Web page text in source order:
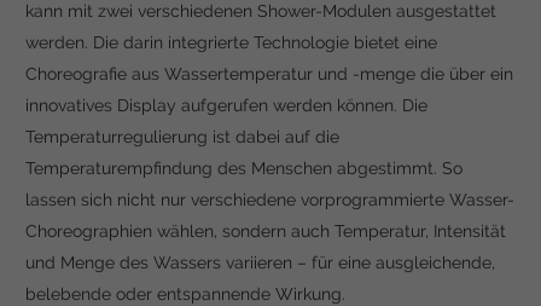
kann mit zwei verschiedenen Shower-Modulen ausgestattet
werden. Die darin integrierte Technologie bietet eine
Choreografie aus Wassertemperatur und -menge die über ein
innovatives Display aufgerufen werden können. Die
Temperaturregulierung ist dabei auf die
Temperaturempfindung des Menschen abgestimmt. So
lassen sich nicht nur verschiedene vorprogrammierte Wasser-
Choreographien wählen, sondern auch Temperatur, Intensität
und Menge des Wassers variieren – für eine ausgleichende,
belebende oder entspannende Wirkung.